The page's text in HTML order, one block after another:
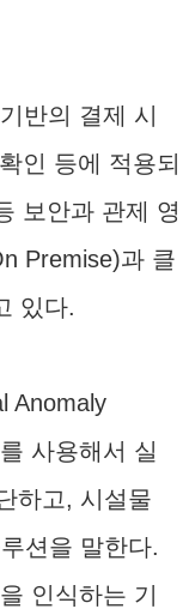
반의 결제 시
인 등에 적용되
보안과 관제 영
Premise)과 클
있다.
Anomaly
사용해서 실
하고, 시설물
션을 말한다.
인식하는 기